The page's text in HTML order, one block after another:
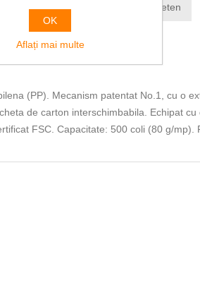
Trimite Email la un prieten
(PP). Mecanism patentat No.1, cu o
de carton interschimbabila. Echipat
FSC. Capacitate: 500 coli (80 g/mp).
OK
Aflați mai multe